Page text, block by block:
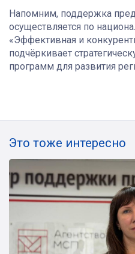
Напомним, поддержка
осуществляется по
«Эффективная и
подчёркивает
программ для развития
Это тоже интересно